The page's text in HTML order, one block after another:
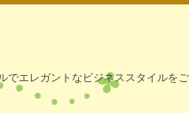
でエレガントなビジネススタイルを